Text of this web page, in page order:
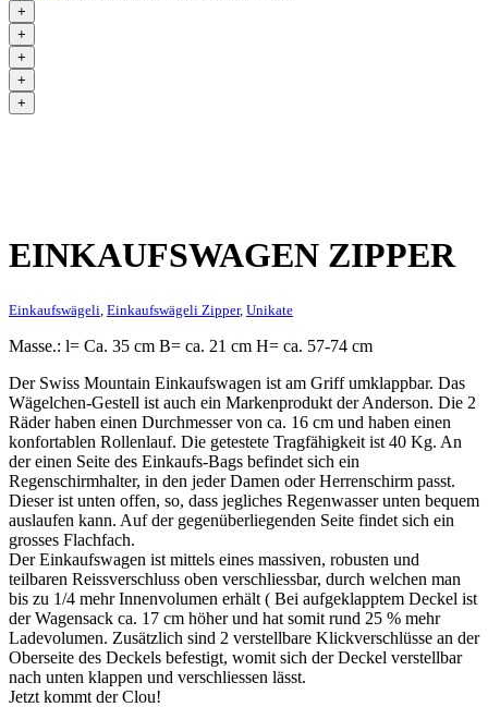
+
+
+
+
+
EINKAUFSWAGEN ZIPPER
Einkaufswägeli Einkaufswägeli Zipper, Unikate
Masse.: l= Ca. 35 cm B= ca. 21 cm H= ca. 57-74 cm
Der Swiss Mountain Einkaufswagen ist am Griff umklappbar. Das
Wägelchen-Gestell ist auch ein Markenprodukt der Anderson. Die 2
Räder haben einen Durchmesser von ca. 16 cm und haben einen
konfortablen Rollenlauf. Die getestete Tragfähigkeit ist 40 Kg. An
der einen Seite des Einkaufs-Bags befindet sich ein
Regenschirmhalter, in den jeder Damen oder Herrenschirm passt.
Dieser ist unten offen, so, dass jegliches Regenwasser unten bequem
auslaufen kann. Auf der gegenüberliegenden Seite findet sich ein
grosses Flachfach.
Der Einkaufswagen ist mittels eines massiven, robusten und
teilbaren Reissverschluss oben verschliessbar, durch welchen man
bis zu 1/4 mehr Innenvolumen erhält ( Bei aufgeklapptem Deckel ist
der Wagensack ca. 17 cm höher und hat somit rund 25 % mehr
Ladevolumen. Zusätzlich sind 2 verstellbare Klickverschlüsse an der
Oberseite des Deckels befestigt, womit sich der Deckel verstellbar
nach unten klappen und verschliessen lässt.
Jetzt kommt der Clou!